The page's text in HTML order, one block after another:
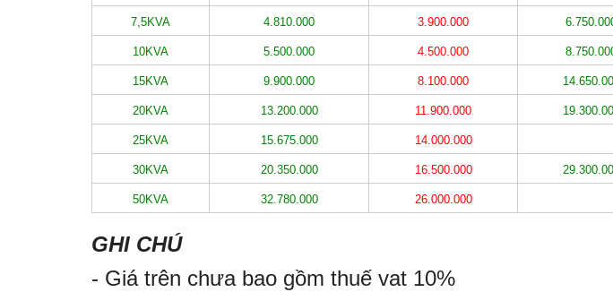
7,5KVA 4.810.000 3.900.000
10KVA 5.500.000 4.500.000
15KVA 9.900.000 8.100.000
20KVA 13.200.000 11.900.000
25KVA 15.675.000 14.000.000
30KVA 20.350.000 16.500.000
50KVA 32.780.000 26.000.000
GHI CHÚ
- Giá trên chưa bao gồm thuế vat 10%